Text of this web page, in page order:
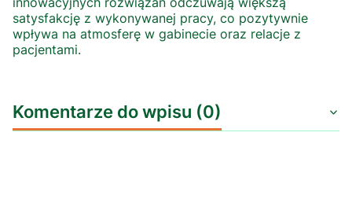
satysfakcję z wykonywanej pracy, co pozytywnie
wpływa na atmosferę w gabinecie oraz relacje z
pacjentami.
Komentarze do wpisu (0)